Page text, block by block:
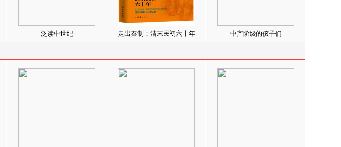
泛读中世纪 走出秦制：清末民初六十年 中产阶级的孩子们